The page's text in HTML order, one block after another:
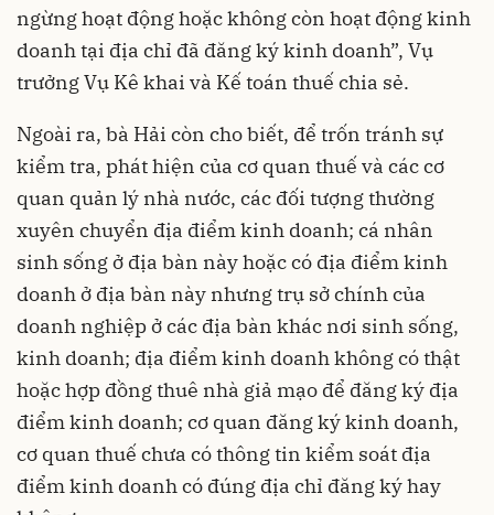
ngừng hoạt động hoặc không còn hoạt động kinh
doanh tại địa chỉ đã đăng ký kinh doanh”, Vụ
trưởng Vụ Kê khai và Kế toán thuế chia sẻ.
Ngoài ra, bà Hải còn cho biết, để trốn tránh sự
kiểm tra, phát hiện của cơ quan thuế và các cơ
quan quản lý nhà nước, các đối tượng thường
xuyên chuyển địa điểm kinh doanh; cá nhân
sinh sống ở địa bàn này hoặc có địa điểm kinh
doanh ở địa bàn này nhưng trụ sở chính của
doanh nghiệp ở các địa bàn khác nơi sinh sống,
kinh doanh; địa điểm kinh doanh không có thật
hoặc hợp đồng thuê nhà giả mạo để đăng ký địa
điểm kinh doanh; cơ quan đăng ký kinh doanh,
cơ quan thuế chưa có thông tin kiểm soát địa
điểm kinh doanh có đúng địa chỉ đăng ký hay